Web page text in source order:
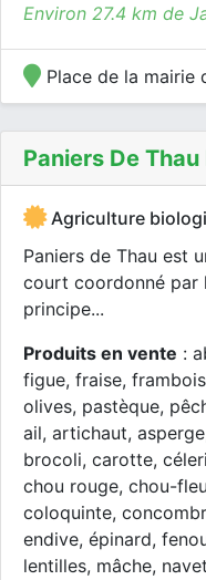
Environ 27.4 km de
Place de la mairie
Paniers De
Agriculture
Paniers de Thau est
court coordonné par
principe...
Produits en vente :
figue, fraise,
olives, pastèque,
ail, artichaut,
brocoli, carotte,
chou rouge, chou-
coloquinte,
endive, épinard,
lentilles, mâche,